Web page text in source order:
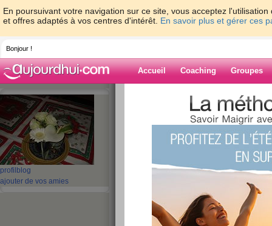
En poursuivant votre navigation sur ce site, vous acceptez
et offres adaptés à vos centres d'intérêt. En savoir plus et gérer ces
Bonjour !
Accueil Coaching Groupes
profil blog
ajouter de vos amies
>
Blog de
21 - 30 31 - 37
‹ Préc. 1 2 3 4 5